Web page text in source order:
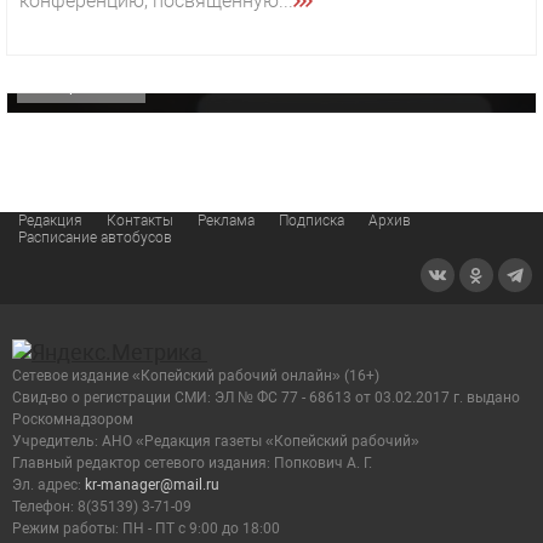
«Звезда» Метрана стала главным героем нового
Редакция Контакты Реклама Подписка
Архив
Расписание автобусов
Сетевое издание «Копейский рабочий онлайн» (16+)
Cвид-во о регистрации СМИ: ЭЛ № ФС 77 - 68613 от 03.02.2017 г. выдано
Роскомнадзором
Учредитель: АНО «Редакция газеты «Копейский рабочий»
Главный редактор сетевого издания: Попкович А. Г.
Эл. адрес: kr-manager@mail.ru
Телефон: 8(35139) 3-71-09
Режим работы: ПН - ПТ с 9:00 до 18:00